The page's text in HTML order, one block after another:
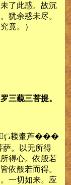
了此惑。故沉
犹余惑未尽。
竟。）
三藐三菩提。
。以无所得
得心。依般若
依般若而得。
一切如来。应